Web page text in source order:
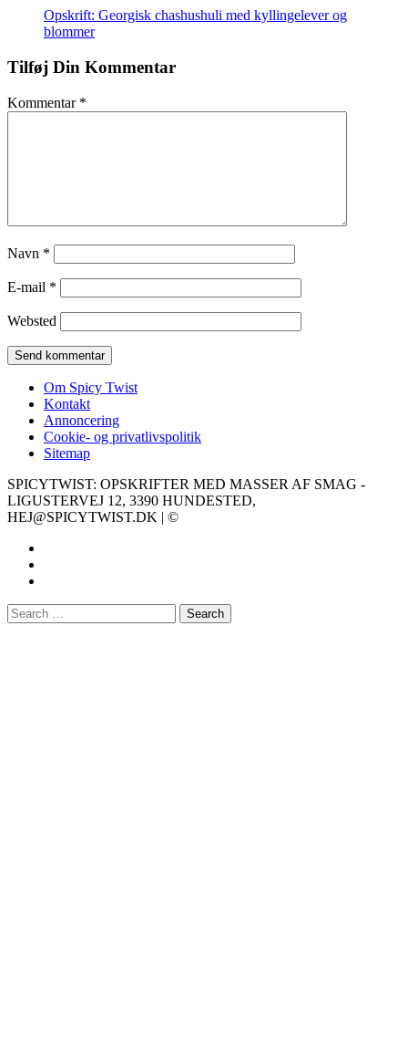
Opskrift: Georgisk chashushuli med kyllingelever og
blommer
Tilføj Din Kommentar
Kommentar *
Navn *
E-mail *
Websted
Om Spicy Twist
Kontakt
Annoncering
Cookie- og privatlivspolitik
Sitemap
SPICYTWIST: OPSKRIFTER MED MASSER AF SMAG -
LIGUSTERVEJ 12, 3390 HUNDESTED,
HEJ@SPICYTWIST.DK | ©